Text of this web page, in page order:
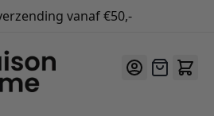
9.9/10
Offerte